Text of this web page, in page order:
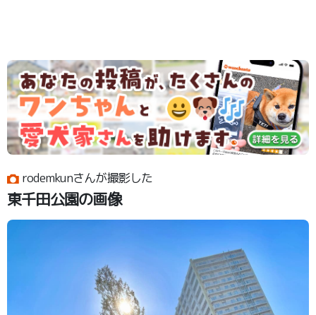
rodemkunさんが撮影した
東千田公園の画像